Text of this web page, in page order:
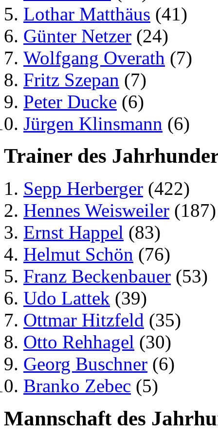
Lothar Matthäus (41)
Günter Netzer (24)
Wolfgang Overath (7)
Fritz Szepan (7)
Peter Ducke (6)
Jürgen Klinsmann (6)
Trainer des
Sepp Herberger (422)
Hennes Weisweiler (187)
Ernst Happel (83)
Helmut Schön (76)
Franz Beckenbauer (53)
Udo Lattek (39)
Ottmar Hitzfeld (35)
Otto Rehhagel (30)
Georg Buschner (6)
Branko Zebec (5)
Mannschaft des